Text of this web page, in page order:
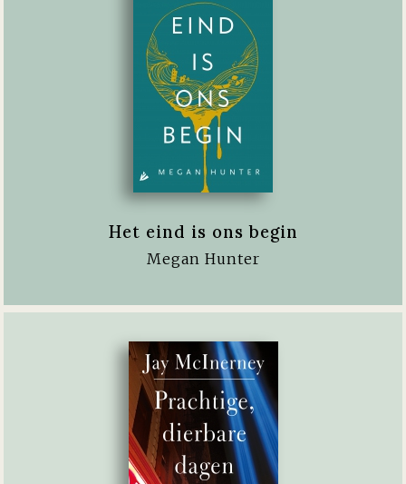
Het eind is ons begin
Megan Hunter